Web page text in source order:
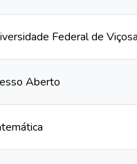
Federal de Viçosa
Aberto